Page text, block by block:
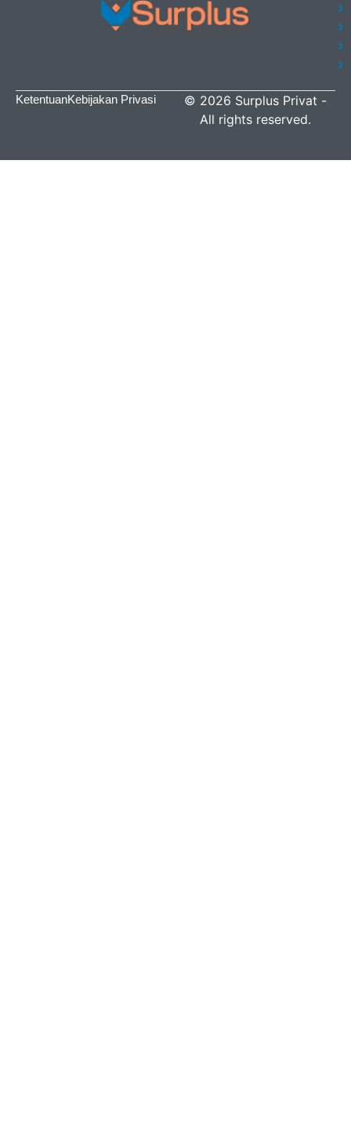
KetentuanKebijakan Privasi © 2026 Surplus Privat -
All rights reserved.